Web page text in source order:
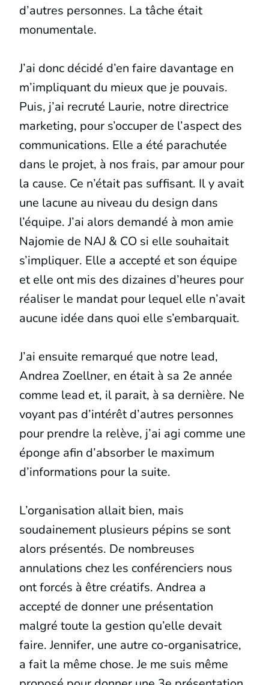
d’autres personnes. La tâche était
monumentale.
J’ai donc décidé d’en faire davantage en
m’impliquant du mieux que je pouvais.
Puis, j’ai recruté Laurie, notre directrice
marketing, pour s’occuper de l’aspect des
communications. Elle a été parachutée
dans le projet, à nos frais, par amour pour
la cause. Ce n’était pas suffisant. Il y avait
une lacune au niveau du design dans
l’équipe. J’ai alors demandé à mon amie
Najomie de NAJ & CO si elle souhaitait
s’impliquer. Elle a accepté et son équipe
et elle ont mis des dizaines d’heures pour
réaliser le mandat pour lequel elle n’avait
aucune idée dans quoi elle s’embarquait.
J’ai ensuite remarqué que notre lead,
Andrea Zoellner, en était à sa 2e année
comme lead et, il parait, à sa dernière. Ne
voyant pas d’intérêt d’autres personnes
pour prendre la relève, j’ai agi comme une
éponge afin d’absorber le maximum
d’informations pour la suite.
L’organisation allait bien, mais
soudainement plusieurs pépins se sont
alors présentés. De nombreuses
annulations chez les conférenciers nous
ont forcés à être créatifs. Andrea a
accepté de donner une présentation
malgré toute la gestion qu’elle devait
faire. Jennifer, une autre co-organisatrice,
a fait la même chose. Je me suis même